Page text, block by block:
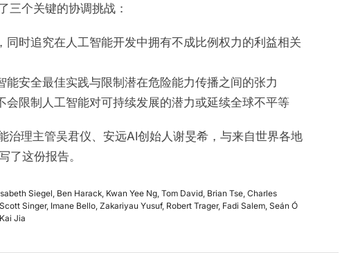
三个关键的协调挑战：
同时追究在人工智能开发中拥有不成比例权力的利益相关
能安全最佳实践与限制潜在危险能力传播之间的张力
会限制人工智能对可持续发展的潜力或延续全球不平等
治理主管吴君仪、安远AI创始人谢旻希，与来自世界各地
了这份报告。
Siegel, Ben Harack, Kwan Yee Ng, Tom David, Brian Tse, Charles
Singer, Imane Bello, Zakariyau Yusuf, Robert Trager, Fadi Salem, Seán Ó
Jia